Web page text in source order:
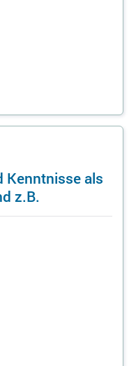
Kenntnisse als
z.B.